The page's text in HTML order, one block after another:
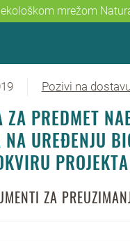
mrežom
Pozivi na
PREDMET
UREĐENJU
ZA